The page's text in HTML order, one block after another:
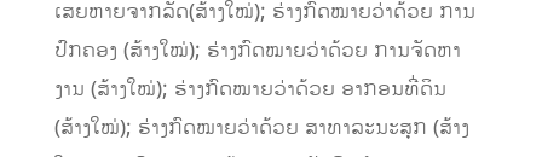
ເສຍຫາຍຈາກລັດ(ສ້າງໃໝ່); ຮ່າງກົດໝາຍວ່າດ້ວຍ ການ
ປົກຄອງ (ສ້າງໃໝ່); ຮ່າງກົດໝາຍວ່າດ້ວຍ ການຈັດຫາ
ງານ (ສ້າງໃໝ່); ຮ່າງກົດໝາຍວ່າດ້ວຍ ອາກອນທີ່ດິນ
(ສ້າງໃໝ່); ຮ່າງກົດໝາຍວ່າດ້ວຍ ສາທາລະນະສຸກ (ສ້າງ